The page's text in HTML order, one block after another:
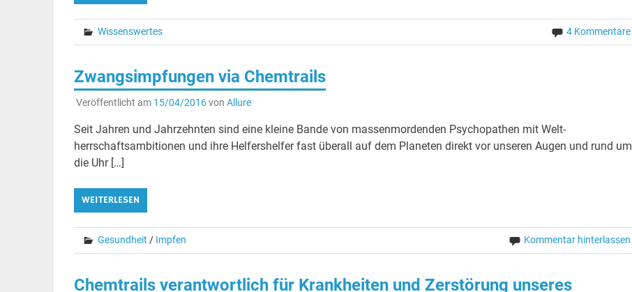
Wissenswertes 4 Kommentare
Zwangsimpfungen via Chemtrails
Veröffentlicht am 15/04/2016von Allure
Seit Jahren und Jahrzehnten sind eine kleine Bande von massenmordenden Psychopathen mit Welt­
herrschaftsambitionen und ihre Helfershelfer fast überall auf dem Planeten direkt vor unseren Augen und rund um
die Uhr […]
WEITERLESEN
Gesundheit / Impfen Kommentar hinterlassen
Chemtrails verantwortlich für Krankheiten und Zerstörung unseres